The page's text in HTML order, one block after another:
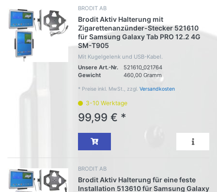
BRODIT AB
Brodit Aktiv Halterung mit
Zigarettenanzünder-Stecker 521610
für Samsung Galaxy Tab PRO 12.2 4G
SM-T905
Mit Kugelgelenk und USB-Kabel.
Unsere Art.-Nr.
521610_021764
Gewicht
460,00 Gramm
* Preise inkl. MwSt., zzgl. Versandkosten
3-10 Werktage
99,99 € *
BRODIT AB
Brodit Aktiv Halterung für eine feste
Installation 513610 für Samsung Galaxy